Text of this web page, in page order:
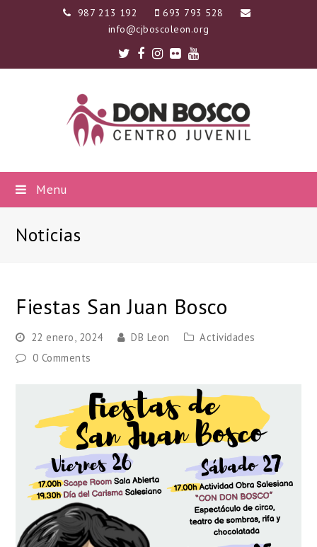
987 213 192
693 793 528
info@cjboscoleon.org
Twitter
Facebook
Instagram
FlickrYoutube
Menu
Noticias
Fiestas San Juan Bosco
22 enero, 2024 DB Leon
Actividades
0 Comments